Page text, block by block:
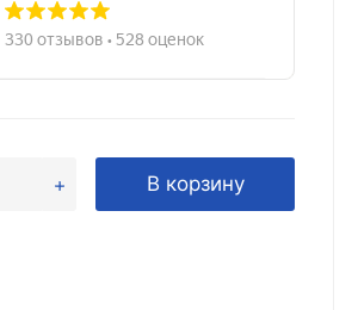
В корзину